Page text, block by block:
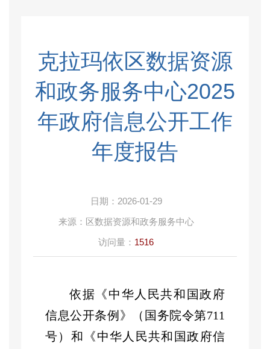
克拉玛依区数据资源
和政务服务中心2025
年政府信息公开工作
年度报告
日期： 2026-01-29
来源： 区数据资源和政务服务中心
访问量： 1516
依据《中华人民共和国政府
信息公开条例》（国务院令第711
号）和《中华人民共和国政府信